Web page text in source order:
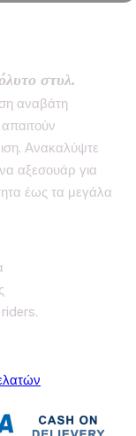
στυλ.
αναβάτη
Ανακαλύψτε
αξεσουάρ για
έως τα μεγάλα